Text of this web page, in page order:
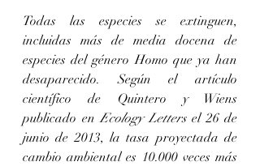
Todas las especies se extinguen,
incluidas más de media docena de
especies del género Homo que ya han
desaparecido. Según el artículo
científico de Quintero y Wiens
publicado en Ecology Letters el 26 de
junio de 2013, la tasa proyectada de
cambio ambiental es 10.000 veces más